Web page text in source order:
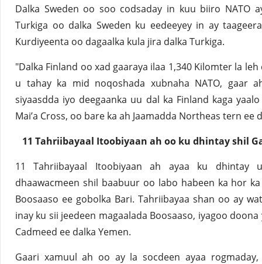
Dalka Sweden oo soo codsaday in kuu biiro NATO
Turkiga oo dalka Sweden ku eedeeyey in ay
Kurdiyeenta oo dagaalka kula jira dalka Turkiga.
"Dalka Finland oo xad gaaraya ilaa 1,340 Kilomter la
u tahay ka mid noqoshada xubnaha NATO, gaar
siyaasdda iyo deegaanka uu dal ka Finland kaga
Mai’a Cross, oo bare ka ah Jaamadda Northeas tern ee
11 Tahriibayaal Itoobiyaan ah oo ku dhintay shil
11 Tahriibayaal Itoobiyaan ah ayaa ku dhintay
dhaawacmeen shil baabuur oo labo habeen ka hor
Boosaaso ee gobolka Bari. Tahriibayaa shan oo ay
inay ku sii jeedeen magaalada Boosaaso, iyagoo
Cadmeed ee dalka Yemen.
Gaari xamuul ah oo ay la socdeen ayaa